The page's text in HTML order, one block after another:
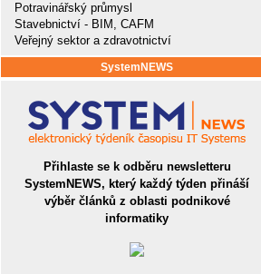
Potravinářský průmysl
Stavebnictví - BIM, CAFM
Veřejný sektor a zdravotnictví
SystemNEWS
Přihlaste se k odběru newsletteru
SystemNEWS, který každý týden přináší
výběr článků z oblasti podnikové
informatiky